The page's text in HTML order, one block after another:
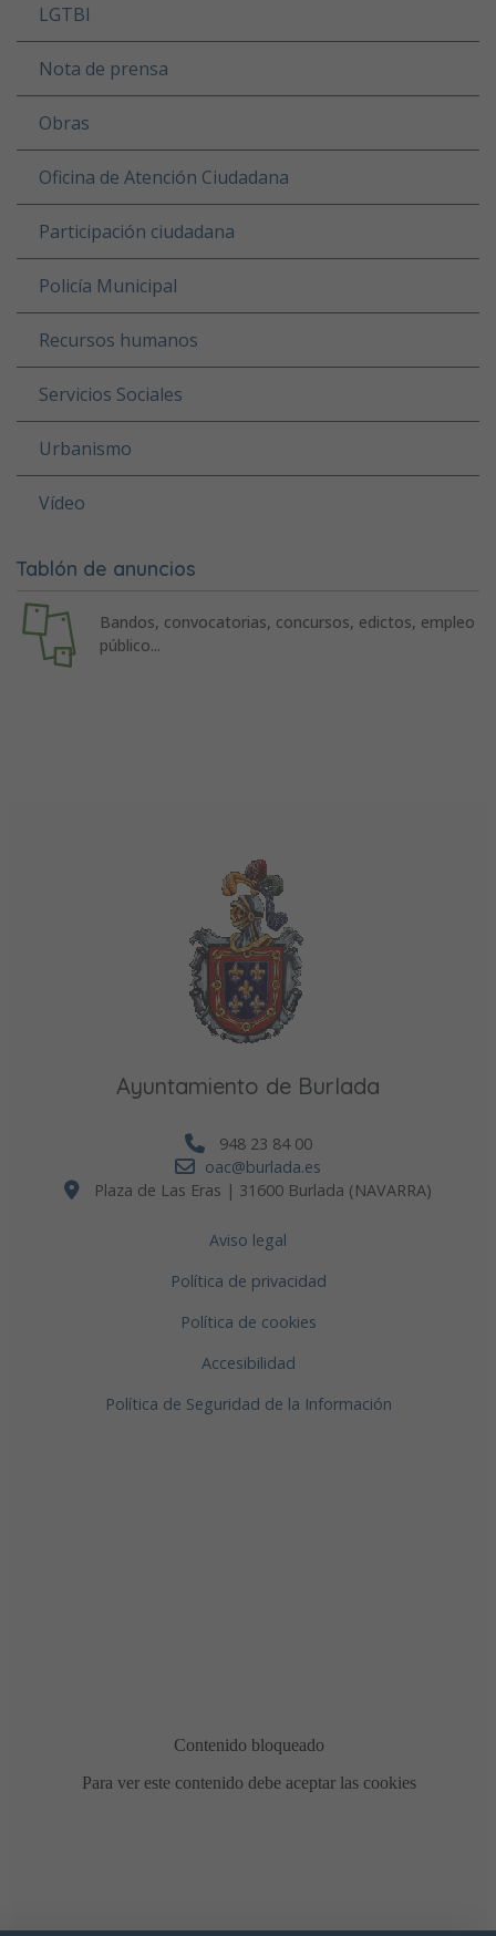
LGTBI
Nota de prensa
Obras
Oficina de Atención Ciudadana
Participación ciudadana
Policía Municipal
Recursos humanos
Servicios Sociales
Urbanismo
Vídeo
Tablón de anuncios
Bandos, convocatorias, concursos, edictos, empleo
público...
Ayuntamiento de Burlada
948 23 84 00
oac@burlada.es
Plaza de Las Eras | 31600 Burlada (NAVARRA)
Aviso legal
Política de privacidad
Política de cookies
Accesibilidad
Política de Seguridad de la Información